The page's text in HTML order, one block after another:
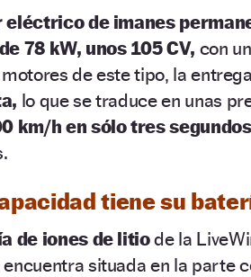
eléctrico de imanes
78 kW, unos 105 CV, con
de este tipo, la
lo que se traduce en unas
km/h en sólo tres segundos
tiene su
de iones de litiode la
encuentra situada en la parte